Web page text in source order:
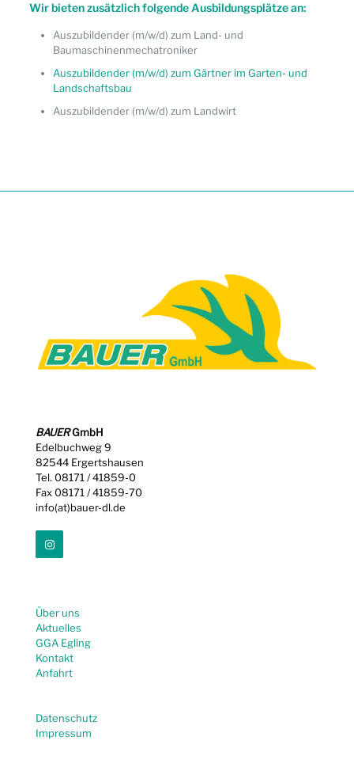
Wir bieten zusätzlich folgende Ausbildungsplätze an:
Auszubildender (m/w/d) zum Land- und
Baumaschinenmechatroniker
Auszubildender (m/w/d) zum Gärtner im Garten- und
Landschaftsbau
Auszubildender (m/w/d) zum Landwirt
BAUERGmbH
Edelbuchweg 9
82544 Ergertshausen
Tel. 08171 / 41859-0
Fax 08171 / 41859-70
info(at)bauer-dl.de
Über uns
Aktuelles
GGA Egling
Kontakt
Anfahrt
Datenschutz
Impressum